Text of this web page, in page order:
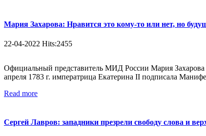
Мария Захарова: Нравится это кому-то или нет, но
22-04-2022 Hits:2455
Официальный представитель МИД России Мария Захарова
апреля 1783 г. императрица Екатерина II подписала
Read more
Сергей Лавров: западники презрели свободу слова и